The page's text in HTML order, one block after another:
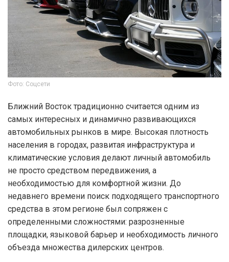
Фото: Соцсети
Ближний Восток традиционно считается одним из
самых интересных и динамично развивающихся
автомобильных рынков в мире. Высокая плотность
населения в городах, развитая инфраструктура и
климатические условия делают личный автомобиль
не просто средством передвижения, а
необходимостью для комфортной жизни. До
недавнего времени поиск подходящего транспортного
средства в этом регионе был сопряжен с
определенными сложностями: разрозненные
площадки, языковой барьер и необходимость личного
объезда множества дилерских центров.